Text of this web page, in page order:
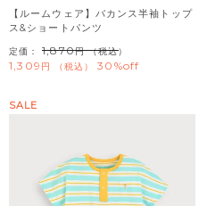
【ルームウェア】バカンス半袖トップ
ス&ショートパンツ
定価： 1,870 （税込）
1,309 税込 30%off
SALE